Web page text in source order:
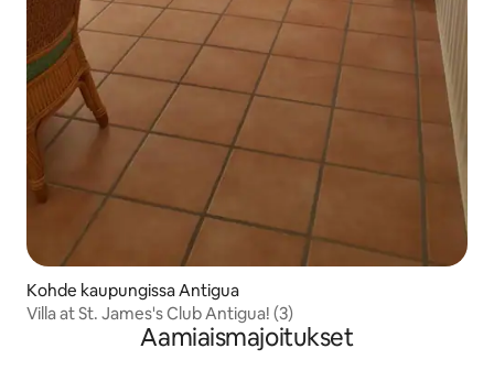
Kohde kaupungissa Antigua
Villa at St. James's Club Antigua! (3)
Aamiaismajoitukset